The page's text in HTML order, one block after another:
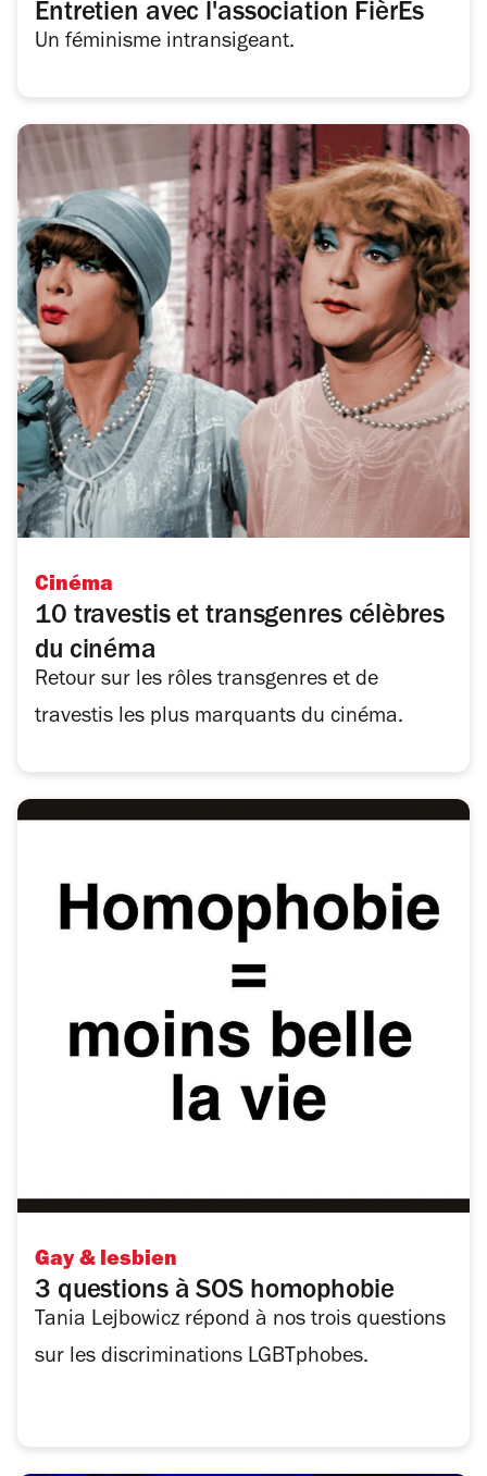
Entretien avec l'association FièrEs
Un féminisme intransigeant.
Cinéma
10 travestis et transgenres célèbres
du cinéma
Retour sur les rôles transgenres et de
travestis les plus marquants du cinéma.
Gay & lesbien
3 questions à SOS homophobie
Tania Lejbowicz répond à nos trois questions
sur les discriminations LGBTphobes.